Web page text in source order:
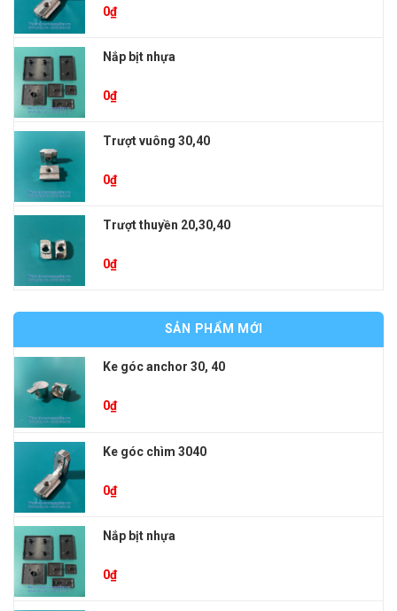
0₫
Nắp bịt nhựa
0₫
Trượt vuông 30,40
0₫
Trượt thuyền 20,30,40
0₫
SẢN PHẨM MỚI
Ke góc anchor 30, 40
0₫
Ke góc chìm 3040
0₫
Nắp bịt nhựa
0₫